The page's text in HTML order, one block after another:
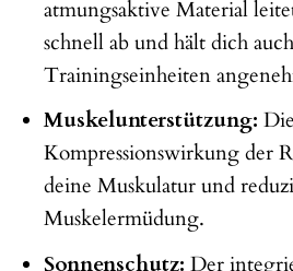
atmungsaktive Material
schnell ab und hält dich
Trainingseinheiten
Muskelunterstützung: Die
Kompressionswirkung der
deine Muskulatur und
Muskelermüdung.
Sonnenschutz: Der